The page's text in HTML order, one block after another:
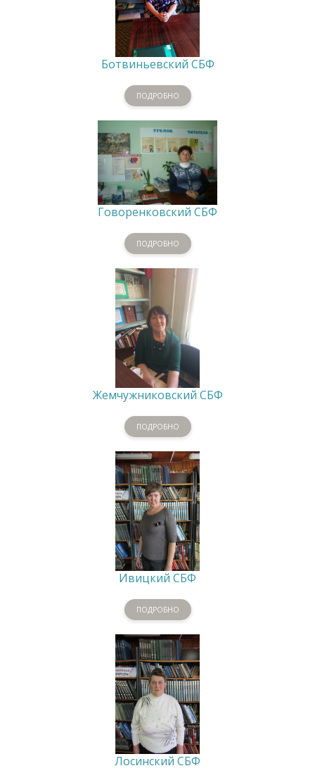
Ботвиньевский СБФ
ПОДРОБНО
Говоренковский СБФ
ПОДРОБНО
Жемчужниковский СБФ
ПОДРОБНО
Ивицкий СБФ
ПОДРОБНО
Лосинский СБФ